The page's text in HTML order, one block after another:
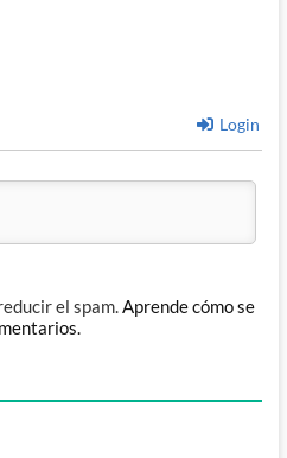
Login
el spam.Aprende cómo se